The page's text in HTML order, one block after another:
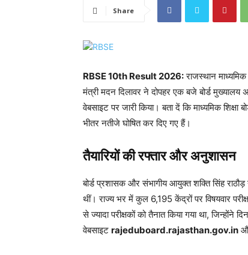
Share
RBSE 10th Result 2026:राजस्थान माध्यमिक
मंत्री मदन दिलावर ने दोपहर एक बजे बोर्ड मुख्यालय
वेबसाइट पर जारी किया। बता दें कि माध्यमिक
भीतर नतीजे घोषित कर दिए गए हैं।
तैयारियों की रफ्तार और अनुशासन
बोर्ड प्रशासक और संभागीय आयुक्त शक्ति सिंह
थीं। राज्य भर में कुल 6,195 केंद्रों पर विषयवार
से ज्यादा परीक्षकों को तैनात किया गया था,
वेबसाइट rajeduboard.rajasthan.gov.in